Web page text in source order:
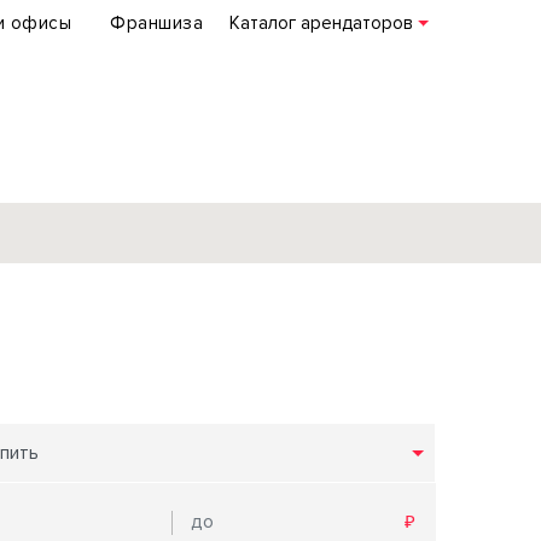
офисы Франшиза Каталог арендаторов